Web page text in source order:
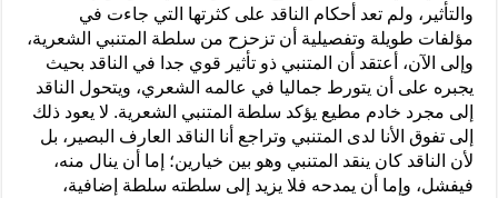
والتأثير، ولم تعد أحكام الناقد على كثرتها التي جاءت في
مؤلفات طويلة وتفصيلية أن تزحزح من سلطة المتنبي الشعرية،
وإلى الآن، أعتقد أن المتنبي ذو تأثير قوي جدا في الناقد بحيث
يجبره على أن يتورط جماليا في عالمه الشعري، ويتحول الناقد
إلى مجرد خادم مطيع يؤكد سلطة المتنبي الشعرية. لا يعود ذلك
إلى تفوق الأنا لدى المتنبي وتراجع أنا الناقد العارف البصير، بل
لأن الناقد كان ينقد المتنبي وهو بين خيارين؛ إما أن ينال منه،
فيفشل، وإما أن يمدحه فلا يزيد إلى سلطته سلطة إضافية،